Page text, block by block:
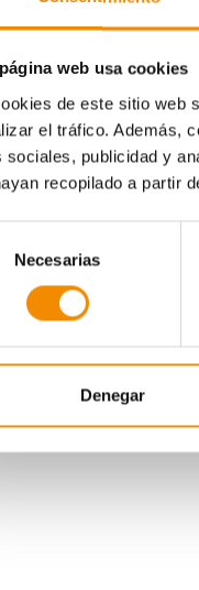
web usa cookies
de este sitio web
el tráfico. Además,
sociales, publicidad y
recopilado a partir
Necesarias
Denegar